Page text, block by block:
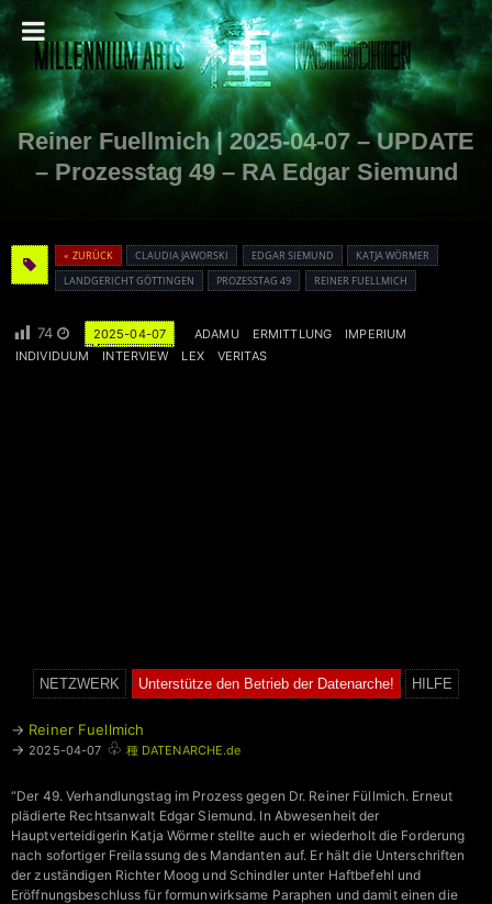
Reiner Fuellmich | 2025-04-07 – UPDATE
– Prozesstag 49 – RA Edgar Siemund
« ZURÜCK CLAUDIA JAWORSKI EDGAR SIEMUND
KATJA WÖRMER
LANDGERICHT GÖTTINGEN
PROZESSTAG 49 REINER FUELLMICH
74 2025-04-07 ADAMU ERMITTLUNG
IMPERIUM
INDIVIDUUM
INTERVIEW LEX VERITAS
NETZWERK Unterstütze den Betrieb der Datenarche! HILFE
→ Reiner Fuellmich
→ 2025-04-07 ♧ 種 DATENARCHE.de
“Der 49. Verhandlungstag im Prozess gegen Dr. Reiner Füllmich. Erneut
plädierte Rechtsanwalt Edgar Siemund. In Abwesenheit der
Hauptverteidigerin Katja Wörmer stellte auch er wiederholt die Forderung
nach sofortiger Freilassung des Mandanten auf. Er hält die Unterschriften
der zuständigen Richter Moog und Schindler unter Haftbefehl und
Eröffnungsbeschluss für formunwirksame Paraphen und damit einen die